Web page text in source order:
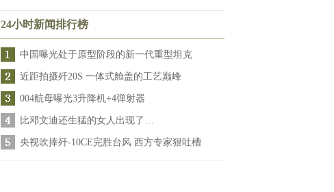
24小时新闻排行榜
中国曝光处于原型阶段的新一代重型坦克
近距拍摄歼20S 一体式舱盖的工艺巅峰
004航母曝光3升降机+4弹射器
比邓文迪还生猛的女人出现了…
央视吹捧歼-10CE完胜台风 西方专家狠吐槽